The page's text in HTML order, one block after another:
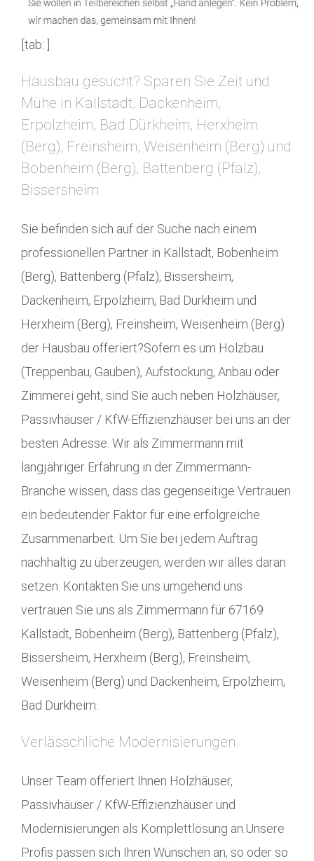
[tab: ]
Hausbau gesucht? Sparen Sie Zeit und
Mühe in Kallstadt, Dackenheim,
Erpolzheim, Bad Dürkheim, Herxheim
(Berg), Freinsheim, Weisenheim (Berg) und
Bobenheim (Berg), Battenberg (Pfalz),
Bissersheim
Sie befinden sich auf der Suche nach einem
professionellen Partner in Kallstadt, Bobenheim
(Berg), Battenberg (Pfalz), Bissersheim,
Dackenheim, Erpolzheim, Bad Dürkheim und
Herxheim (Berg), Freinsheim, Weisenheim (Berg)
der Hausbau offeriert?Sofern es um Holzbau
(Treppenbau, Gauben), Aufstockung, Anbau oder
Zimmerei geht, sind Sie auch neben Holzhäuser,
Passivhäuser / KfW-Effizienzhäuser bei uns an der
besten Adresse. Wir als Zimmermann mit
langjähriger Erfahrung in der Zimmermann-
Branche wissen, dass das gegenseitige Vertrauen
ein bedeutender Faktor für eine erfolgreiche
Zusammenarbeit. Um Sie bei jedem Auftrag
nachhaltig zu überzeugen, werden wir alles daran
setzen. Kontakten Sie uns umgehend uns
vertrauen Sie uns als Zimmermann für 67169
Kallstadt, Bobenheim (Berg), Battenberg (Pfalz),
Bissersheim, Herxheim (Berg), Freinsheim,
Weisenheim (Berg) und Dackenheim, Erpolzheim,
Bad Dürkheim.
Verlässchliche Modernisierungen
Unser Team offeriert Ihnen Holzhäuser,
Passivhäuser / KfW-Effizienzhäuser und
Modernisierungen als Komplettlösung an.Unsere
Profis passen sich Ihren Wünschen an, so oder so